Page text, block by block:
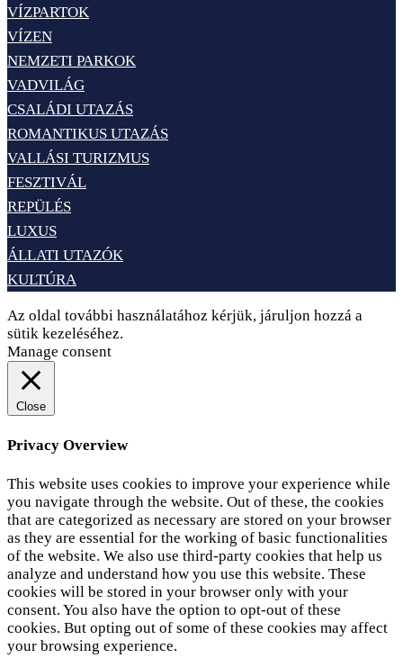
VÍZPARTOK
VÍZEN
NEMZETI PARKOK
VADVILÁG
CSALÁDI UTAZÁS
ROMANTIKUS UTAZÁS
VALLÁSI TURIZMUS
FESZTIVÁL
REPÜLÉS
LUXUS
ÁLLATI UTAZÓK
KULTÚRA
Az oldal további használatához kérjük, járuljon hozzá a
sütik kezeléséhez.
Manage consent
Close
Privacy Overview
This website uses cookies to improve your experience while
you navigate through the website. Out of these, the cookies
that are categorized as necessary are stored on your browser
as they are essential for the working of basic functionalities
of the website. We also use third-party cookies that help us
analyze and understand how you use this website. These
cookies will be stored in your browser only with your
consent. You also have the option to opt-out of these
cookies. But opting out of some of these cookies may affect
your browsing experience.